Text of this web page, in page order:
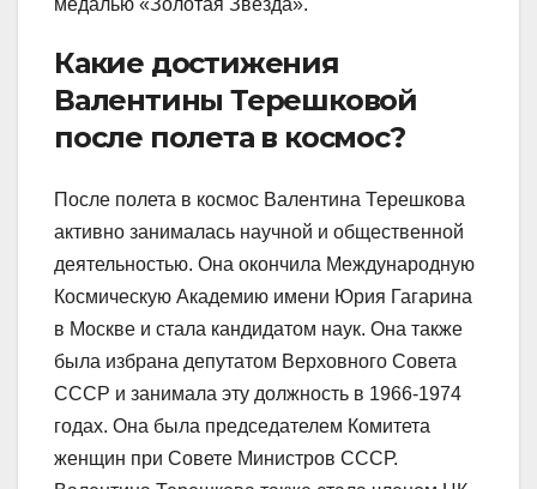
медалью «Золотая Звезда».
Какие достижения
Валентины Терешковой
после полета в космос?
После полета в космос Валентина Терешкова
активно занималась научной и общественной
деятельностью. Она окончила Международную
Космическую Академию имени Юрия Гагарина
в Москве и стала кандидатом наук. Она также
была избрана депутатом Верховного Совета
СССР и занимала эту должность в 1966-1974
годах. Она была председателем Комитета
женщин при Совете Министров СССР.